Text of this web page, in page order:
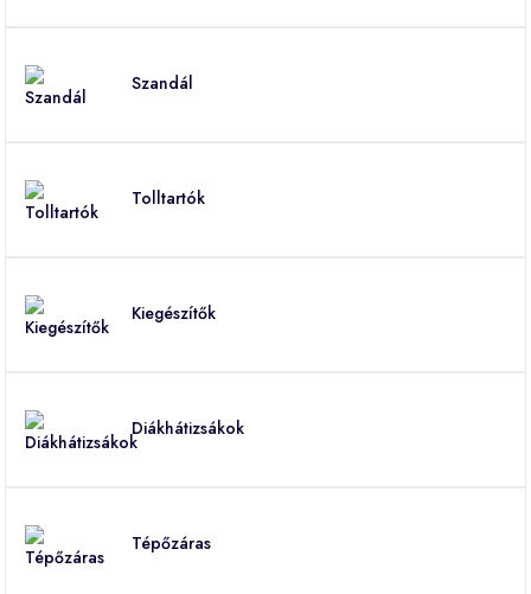
Szandál
Tolltartók
Kiegészítők
Diákhátizsákok
Tépőzáras